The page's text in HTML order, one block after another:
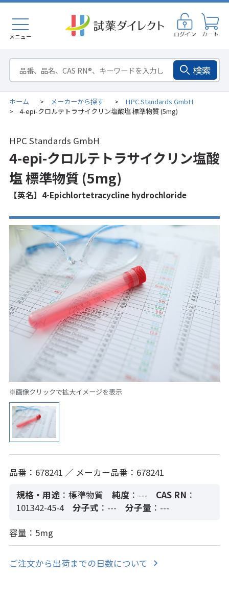
メニュー ログイン カート
検索
ホーム > メーカーから探す > HPC Standards GmbH
> 4-epi-クロルテトラサイクリン塩酸塩 標準物質 (5mg)
HPC Standards GmbH
4-epi-クロルテトラサイクリン塩酸
塩 標準物質 (5mg)
【英名】4-Epichlortetracycline hydrochloride
※画像クリックで拡大イメージを表示
品番：678241 ／ メーカー品番：678241
規格・用途 ：標準物質 純度：--- CAS RN ：
101342-45-4
分子式 ：--- 分子量 ：---
容量：5mg
ご注文から出荷までの日数について